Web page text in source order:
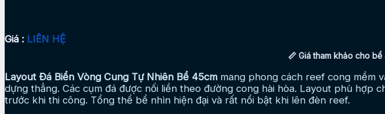
Giá : LIÊN HỆ
📏 Giá tham khảo cho bể
Layout Đá Biển Vòng Cung Tự Nhiên Bể 45cm mang phong cách reef cong mềm
dựng thẳng. Các cụm đá được nối liền theo đường cong hài hòa. Layout phù hợp
trước khi thi công. Tổng thể bể nhìn hiện đại và rất nổi bật khi lên đèn reef.